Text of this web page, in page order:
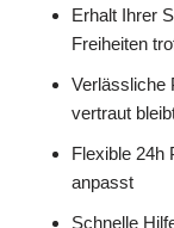
Erhalt Ihrer
Freiheiten
Verlässliche
vertraut
Flexible 24h
anpasst
Schnelle